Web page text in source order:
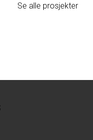
Se alle prosjekter